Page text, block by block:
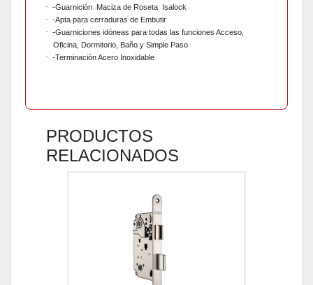
· -Guarnición Maciza de Roseta Isalock
· -Apta para cerraduras de Embutir
· -Guarniciones idóneas para todas las funciones Acceso,
Oficina, Dormitorio, Baño y Simple Paso
· -Terminación Acero Inoxidable
PRODUCTOS
RELACIONADOS